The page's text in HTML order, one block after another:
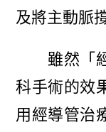
及將主動脈
雖然「經
科手術的效
用經導管治